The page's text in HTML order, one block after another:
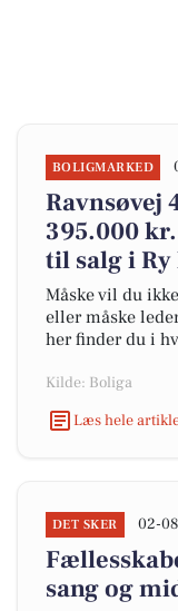
BOLIGMARKED
Ravnsøvej
395.000
til salg i
Måske vil du
eller måske
her finder du i
Kilde: Boliga
Læs hele
DET SKER 02-
sang og